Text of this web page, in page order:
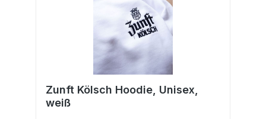
Zunft Kölsch Hoodie, Unisex,
weiß